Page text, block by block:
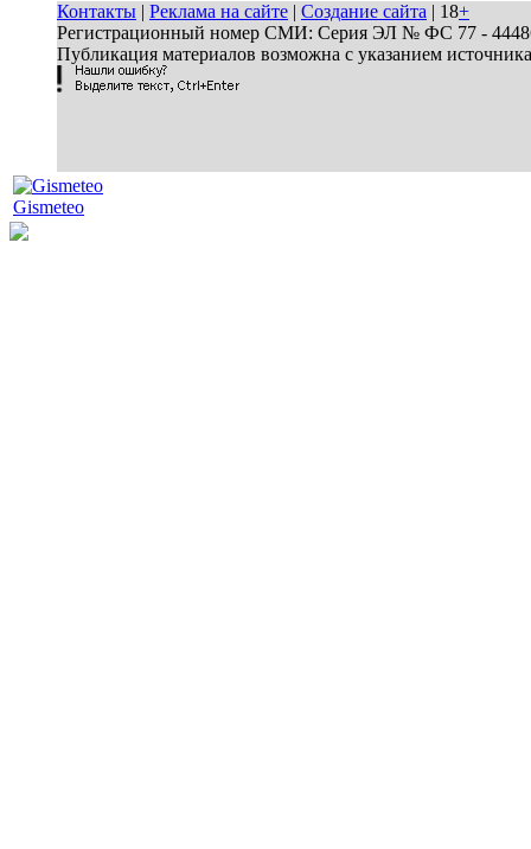
Контакты | Реклама на сайте | Создание сайта | 18+
Регистрационный номер СМИ: Серия ЭЛ № ФС 77 - 44486
Публикация материалов возможна с указанием
Gismeteo